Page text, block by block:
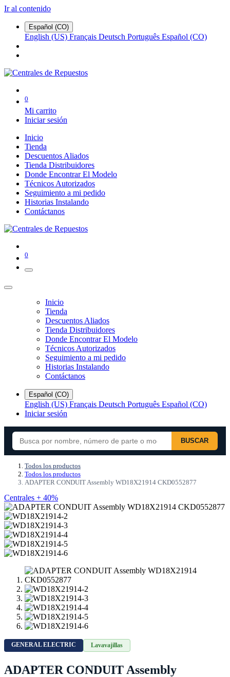
Ir al contenido
Español (CO)
English (US) Français Deutsch Português Español (CO)
0
Mi carrito
Iniciar sesión
Inicio
Tienda
Descuentos Aliados
Tienda Distribuidores
Donde Encontrar El Modelo
Técnicos Autorizados
Seguimiento a mi pedido
Historias Instalando
Contáctanos
0
Inicio
Tienda
Descuentos Aliados
Tienda Distribuidores
Donde Encontrar El Modelo
Técnicos Autorizados
Seguimiento a mi pedido
Historias Instalando
Contáctanos
Español (CO)
English (US) Français Deutsch Português Español (CO)
Iniciar sesión
BUSCAR
Todos los productos
Todos los productos
ADAPTER CONDUIT Assembly WD18X21914 CKD0552877
Centrales + 40%
GENERAL ELECTRIC Lavavajillas
ADAPTER CONDUIT Assembly